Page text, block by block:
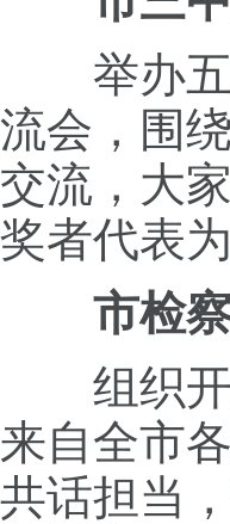
举办五
流会，围
交流，大
奖者代表
市检
组织开
来自全市
共话担当